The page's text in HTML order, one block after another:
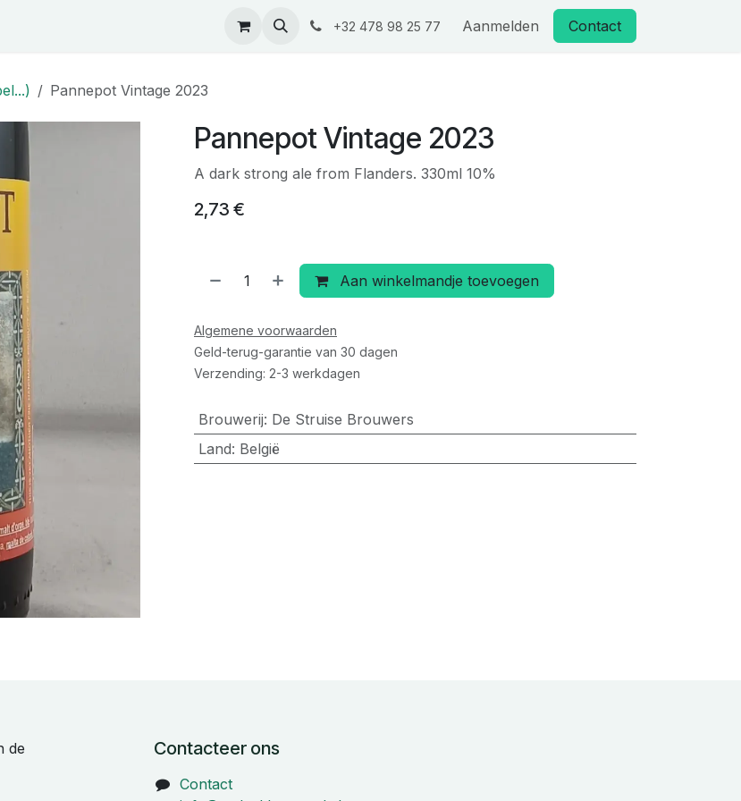
+32 478 98 25 77 Aanmelden Contact
Pannepot Vintage 2023
Pannepot Vintage 2023
A dark strong ale from Flanders. 330ml 10%
2,73 €
Aan winkelmandje toevoegen
Algemene voorwaarden
Geld-terug-garantie van 30 dagen
Verzending: 2-3 werkdagen
Brouwerij: De Struise Brouwers
Land: België
de
Contacteer ons
Contact